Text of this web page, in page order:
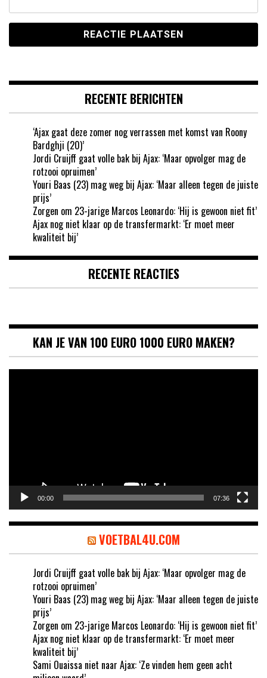
RECENTE BERICHTEN
‘Ajax gaat deze zomer nog verrassen met komst van Roony
Bardghji (20)’
Jordi Cruijff gaat volle bak bij Ajax: ‘Maar opvolger mag de
rotzooi opruimen’
Youri Baas (23) mag weg bij Ajax: ‘Maar alleen tegen de juiste
prijs’
Zorgen om 23-jarige Marcos Leonardo: ‘Hij is gewoon niet fit’
Ajax nog niet klaar op de transfermarkt: ‘Er moet meer
kwaliteit bij’
RECENTE REACTIES
KAN JE VAN 100 EURO 1000 EURO MAKEN?
00:00 07:36
VOETBAL4U.COM
Jordi Cruijff gaat volle bak bij Ajax: ‘Maar opvolger mag de
rotzooi opruimen’
Youri Baas (23) mag weg bij Ajax: ‘Maar alleen tegen de juiste
prijs’
Zorgen om 23-jarige Marcos Leonardo: ‘Hij is gewoon niet fit’
Ajax nog niet klaar op de transfermarkt: ‘Er moet meer
kwaliteit bij’
Sami Ouaissa niet naar Ajax: ‘Ze vinden hem geen acht